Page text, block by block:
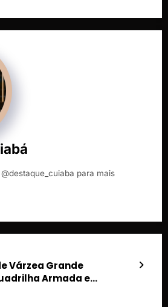
para mais
Várzea Grande
Armada e